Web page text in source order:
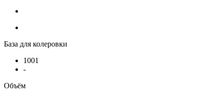
База для колеровки
1001
-
Объём